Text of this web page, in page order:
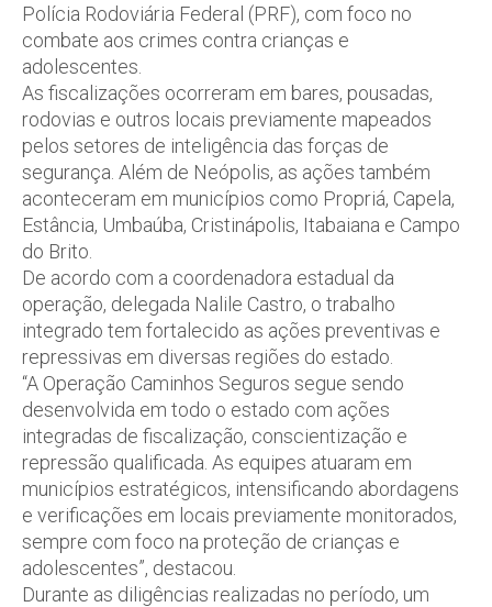
Polícia Rodoviária Federal (PRF), com foco no
combate aos crimes contra crianças e
adolescentes.
As fiscalizações ocorreram em bares, pousadas,
rodovias e outros locais previamente mapeados
pelos setores de inteligência das forças de
segurança. Além de Neópolis, as ações também
aconteceram em municípios como Propriá, Capela,
Estância, Umbaúba, Cristinápolis, Itabaiana e Campo
do Brito.
De acordo com a coordenadora estadual da
operação, delegada Nalile Castro, o trabalho
integrado tem fortalecido as ações preventivas e
repressivas em diversas regiões do estado.
“A Operação Caminhos Seguros segue sendo
desenvolvida em todo o estado com ações
integradas de fiscalização, conscientização e
repressão qualificada. As equipes atuaram em
municípios estratégicos, intensificando abordagens
e verificações em locais previamente monitorados,
sempre com foco na proteção de crianças e
adolescentes”, destacou.
Durante as diligências realizadas no período, um